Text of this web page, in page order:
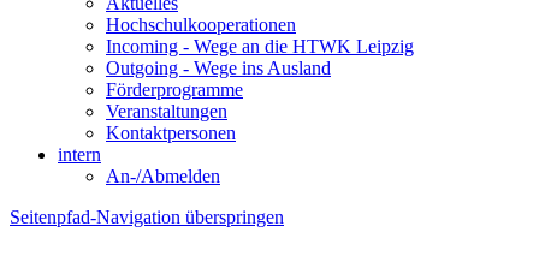
Hochschulkooperationen
Incoming - Wege an die HTWK Leipzig
Outgoing - Wege ins Ausland
Förderprogramme
Veranstaltungen
Kontaktpersonen
intern
An-/Abmelden
Seitenpfad-Navigation überspringen